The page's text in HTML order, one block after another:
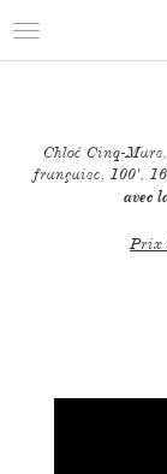
Toggle
Chloé Cinq-
française, 100',
avec
Prix